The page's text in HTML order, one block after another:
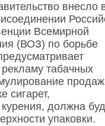
внесло
Всемирной
(ВОЗ) по борьбе
табачных
сигарет,
должна
упаковки.